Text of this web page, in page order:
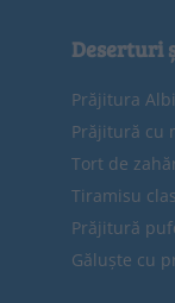
Deserturi
Prăjitura
Prăjitură cu
Tort de
Tiramisu
Prăjitură
Găluște cu